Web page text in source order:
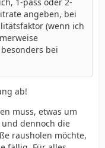
angeben, bei
(wenn ich
bei
ab!
muss, etwas um
und dennoch die
rausholen möchte,